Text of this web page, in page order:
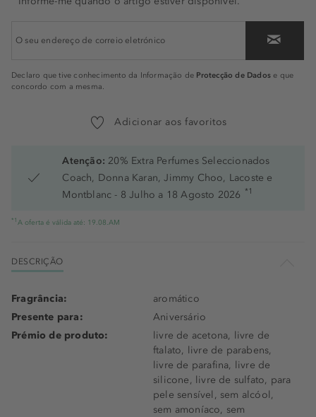
Declaro que tive conhecimento da Informação de Protecção de Dados e que
concordo com a mesma.
Adicionar aos favoritos
Atenção: 20% Extra Perfumes Seleccionados
Coach, Donna Karan, Jimmy Choo, Lacoste e
Montblanc - 8 Julho a 18 Agosto 2026 *1
*1 A oferta é válida até: 19.08.AM
DESCRIÇÃO
Fragrância:
aromático
Presente para:
Aniversário
Prémio de produto:
livre de acetona, livre de
ftalato, livre de parabens,
livre de parafina, livre de
silicone, livre de sulfato, para
pele sensível, sem alcóol,
sem amoníaco, sem